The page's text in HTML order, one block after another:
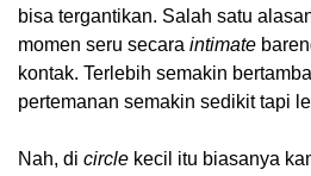
bisa tergantikan. Salah satu
momen seru secara intimate
kontak. Terlebih semakin
pertemanan semakin sedikit tapi
Nah, di circle kecil itu biasanya